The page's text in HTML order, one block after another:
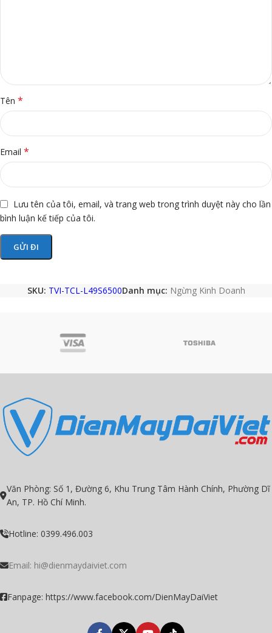
Tên *
Email *
Lưu tên của tôi, email, và trang web trong trình duyệt này cho lần
bình luận kế tiếp của tôi.
SKU: TVI-TCL-L49S6500Danh mục: Ngừng Kinh Doanh
Văn Phòng: Số 1, Đường 6, Khu Trung Tâm Hành Chính, Phường Dĩ
An, TP. Hồ Chí Minh.
Hotline: 0399.496.003
Email: hi@dienmaydaiviet.com
Fanpage: https://www.facebook.com/DienMayDaiViet